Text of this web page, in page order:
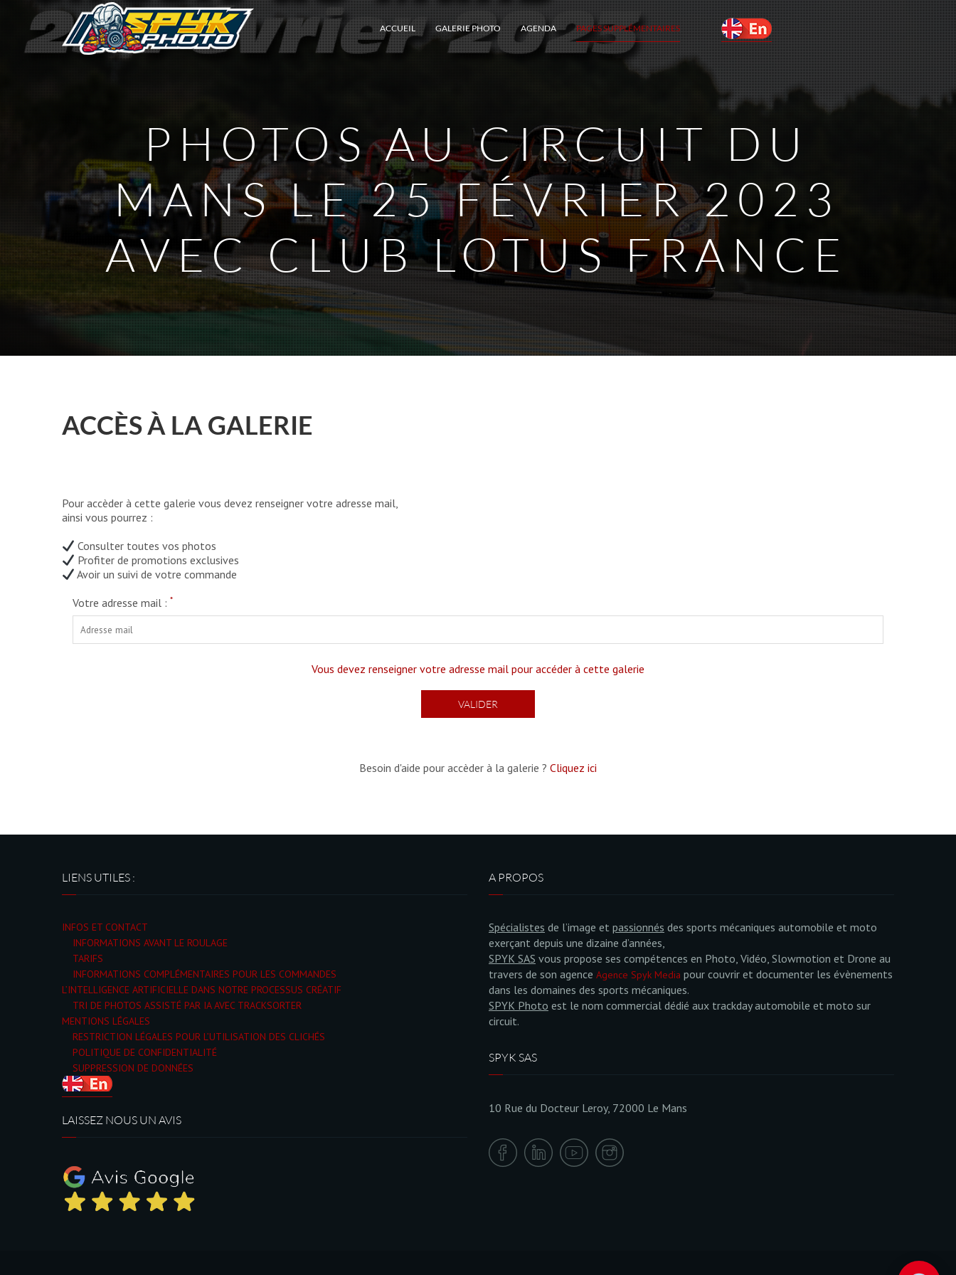
ACCUEIL GALERIE PHOTO AGENDA PAGES SUPPLÉMENTAIRES
PHOTOS AU CIRCUIT DU
MANS LE 25 FÉVRIER 2023
AVEC CLUB LOTUS FRANCE
ACCÈS À LA GALERIE
Pour accèder à cette galerie vous devez renseigner votre adresse mail,
ainsi vous pourrez :
Consulter toutes vos photos
Profiter de promotions exclusives
Avoir un suivi de votre commande
Votre adresse mail : *
Vous devez renseigner votre adresse mail pour accéder à cette galerie
Besoin d'aide pour accèder à la galerie ? Cliquez ici
LIENS UTILES :
INFOS ET CONTACT
INFORMATIONS AVANT LE ROULAGE
TARIFS
INFORMATIONS COMPLÉMENTAIRES POUR LES COMMANDES
L’INTELLIGENCE ARTIFICIELLE DANS NOTRE PROCESSUS CRÉATIF
TRI DE PHOTOS ASSISTÉ PAR IA AVEC TRACKSORTER
MENTIONS LÉGALES
RESTRICTION LÉGALES POUR L’UTILISATION DES CLICHÉS
POLITIQUE DE CONFIDENTIALITÉ
SUPPRESSION DE DONNÉES
LAISSEZ NOUS UN AVIS
A PROPOS
Spécialistes de l’image et passionnés des sports mécaniques automobile et moto
exerçant depuis une dizaine d’années,
SPYK SAS vous propose ses compétences en Photo, Vidéo, Slowmotion et Drone au
travers de son agence Agence Spyk Media pour couvrir et documenter les évènements
dans les domaines des sports mécaniques.
SPYK Photo est le nom commercial dédié aux trackday automobile et moto sur
circuit.
SPYK SAS
10 Rue du Docteur Leroy, 72000 Le Mans